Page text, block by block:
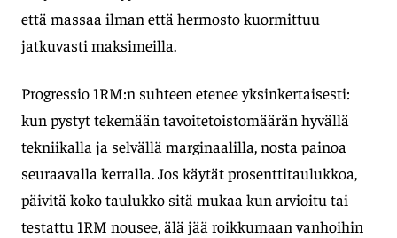
että massaa ilman että hermosto kuormittuu
jatkuvasti maksimeilla.
Progressio 1RM:n suhteen etenee yksinkertaisesti:
kun pystyt tekemään tavoitetoistomäärän hyvällä
tekniikalla ja selvällä marginaalilla, nosta painoa
seuraavalla kerralla. Jos käytät prosenttitaulukkoa,
päivitä koko taulukko sitä mukaa kun arvioitu tai
testattu 1RM nousee, älä jää roikkumaan vanhoihin